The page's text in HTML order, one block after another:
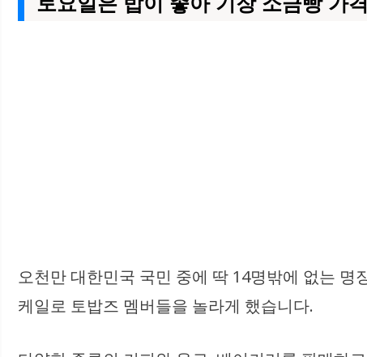
오천만 대한민국 국민 중에 딱 14명밖에 없는
케일로 토밥즈 멤버들을 놀라게 했습니다.